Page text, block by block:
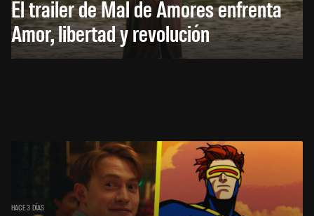
El trailer de Mal de Amores enfrenta
Amor, libertad y revolución
HACE 3 DÍAS